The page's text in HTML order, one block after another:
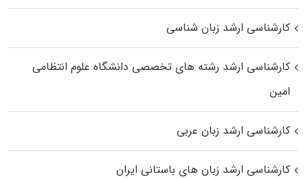
کارشناسی ارشد زبان شناسی
کارشناسی ارشد رﺷﺘﻪ ﻫﺎی تخصصی داﻧﺸﮕﺎه ﻋﻠﻮم انتظامی
اﻣﻴﻦ
کارشناسی ارشد زبان عربی
کارشناسی ارشد زبان‌ های باستانی ایران